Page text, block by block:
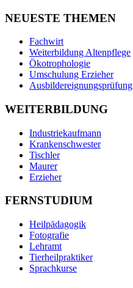
NEUESTE THEMEN
Fachwirt
Weiterbildung Altenpflege
Ökotrophologie
Umschulung Erzieher
Ausbildereignungsprüfung
WEITERBILDUNG
Industriekaufmann
Krankenschwester
Tischler
Maurer
Erzieher
FERNSTUDIUM
Heilpädagogik
Fotografie
Lehramt
Tierheilpraktiker
Sprachkurse